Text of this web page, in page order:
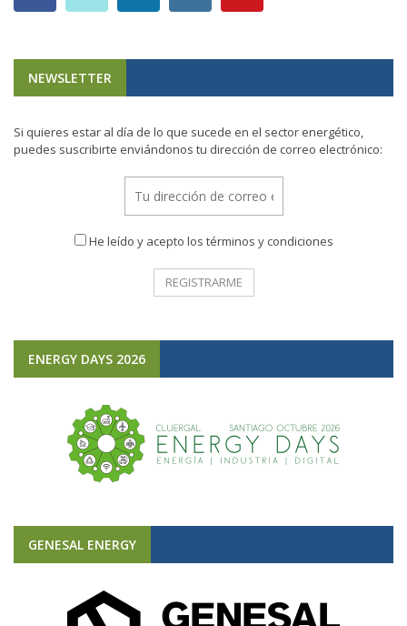
NEWSLETTER
Si quieres estar al día de lo que sucede en el sector energético,
puedes suscribirte enviándonos tu dirección de correo electrónico:
He leído y acepto los términos y condiciones
ENERGY DAYS 2026
GENESAL ENERGY